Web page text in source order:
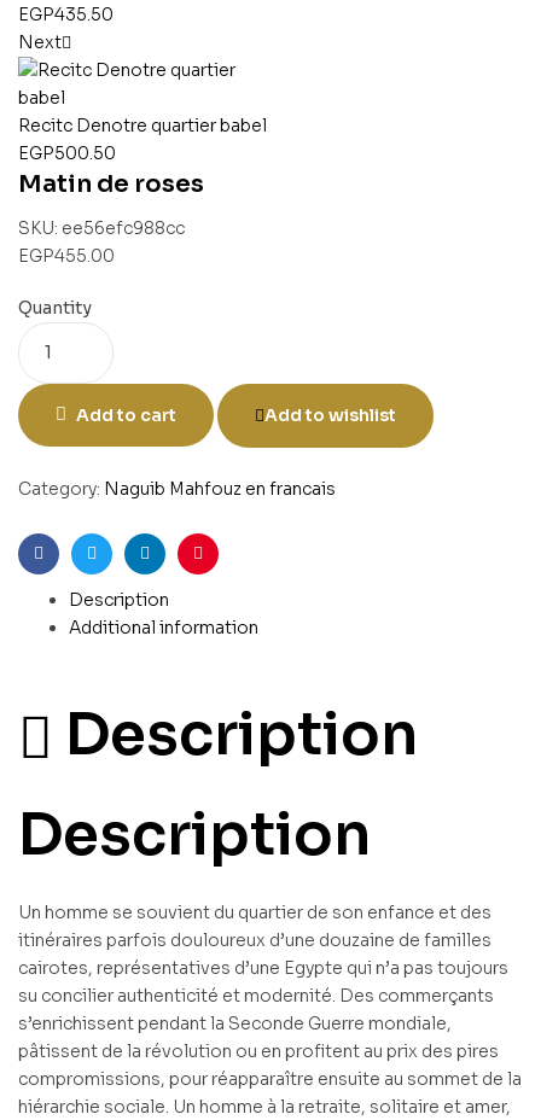
EGP435.50
Next
Recitc Denotre quartier babel
EGP500.50
Matin de roses
SKU: ee56efc988cc
EGP455.00
Quantity
Add to cart Add to wishlist
Category: Naguib Mahfouz en francais
FacebookTwitterLinkedinPinterest
Description
Additional information
Description
Description
Un homme se souvient du quartier de son enfance et des
itinéraires parfois douloureux d’une douzaine de familles
cairotes, représentatives d’une Egypte qui n’a pas toujours
su concilier authenticité et modernité. Des commerçants
s’enrichissent pendant la Seconde Guerre mondiale,
pâtissent de la révolution ou en profitent au prix des pires
compromissions, pour réapparaître ensuite au sommet de la
hiérarchie sociale. Un homme à la retraite, solitaire et amer,